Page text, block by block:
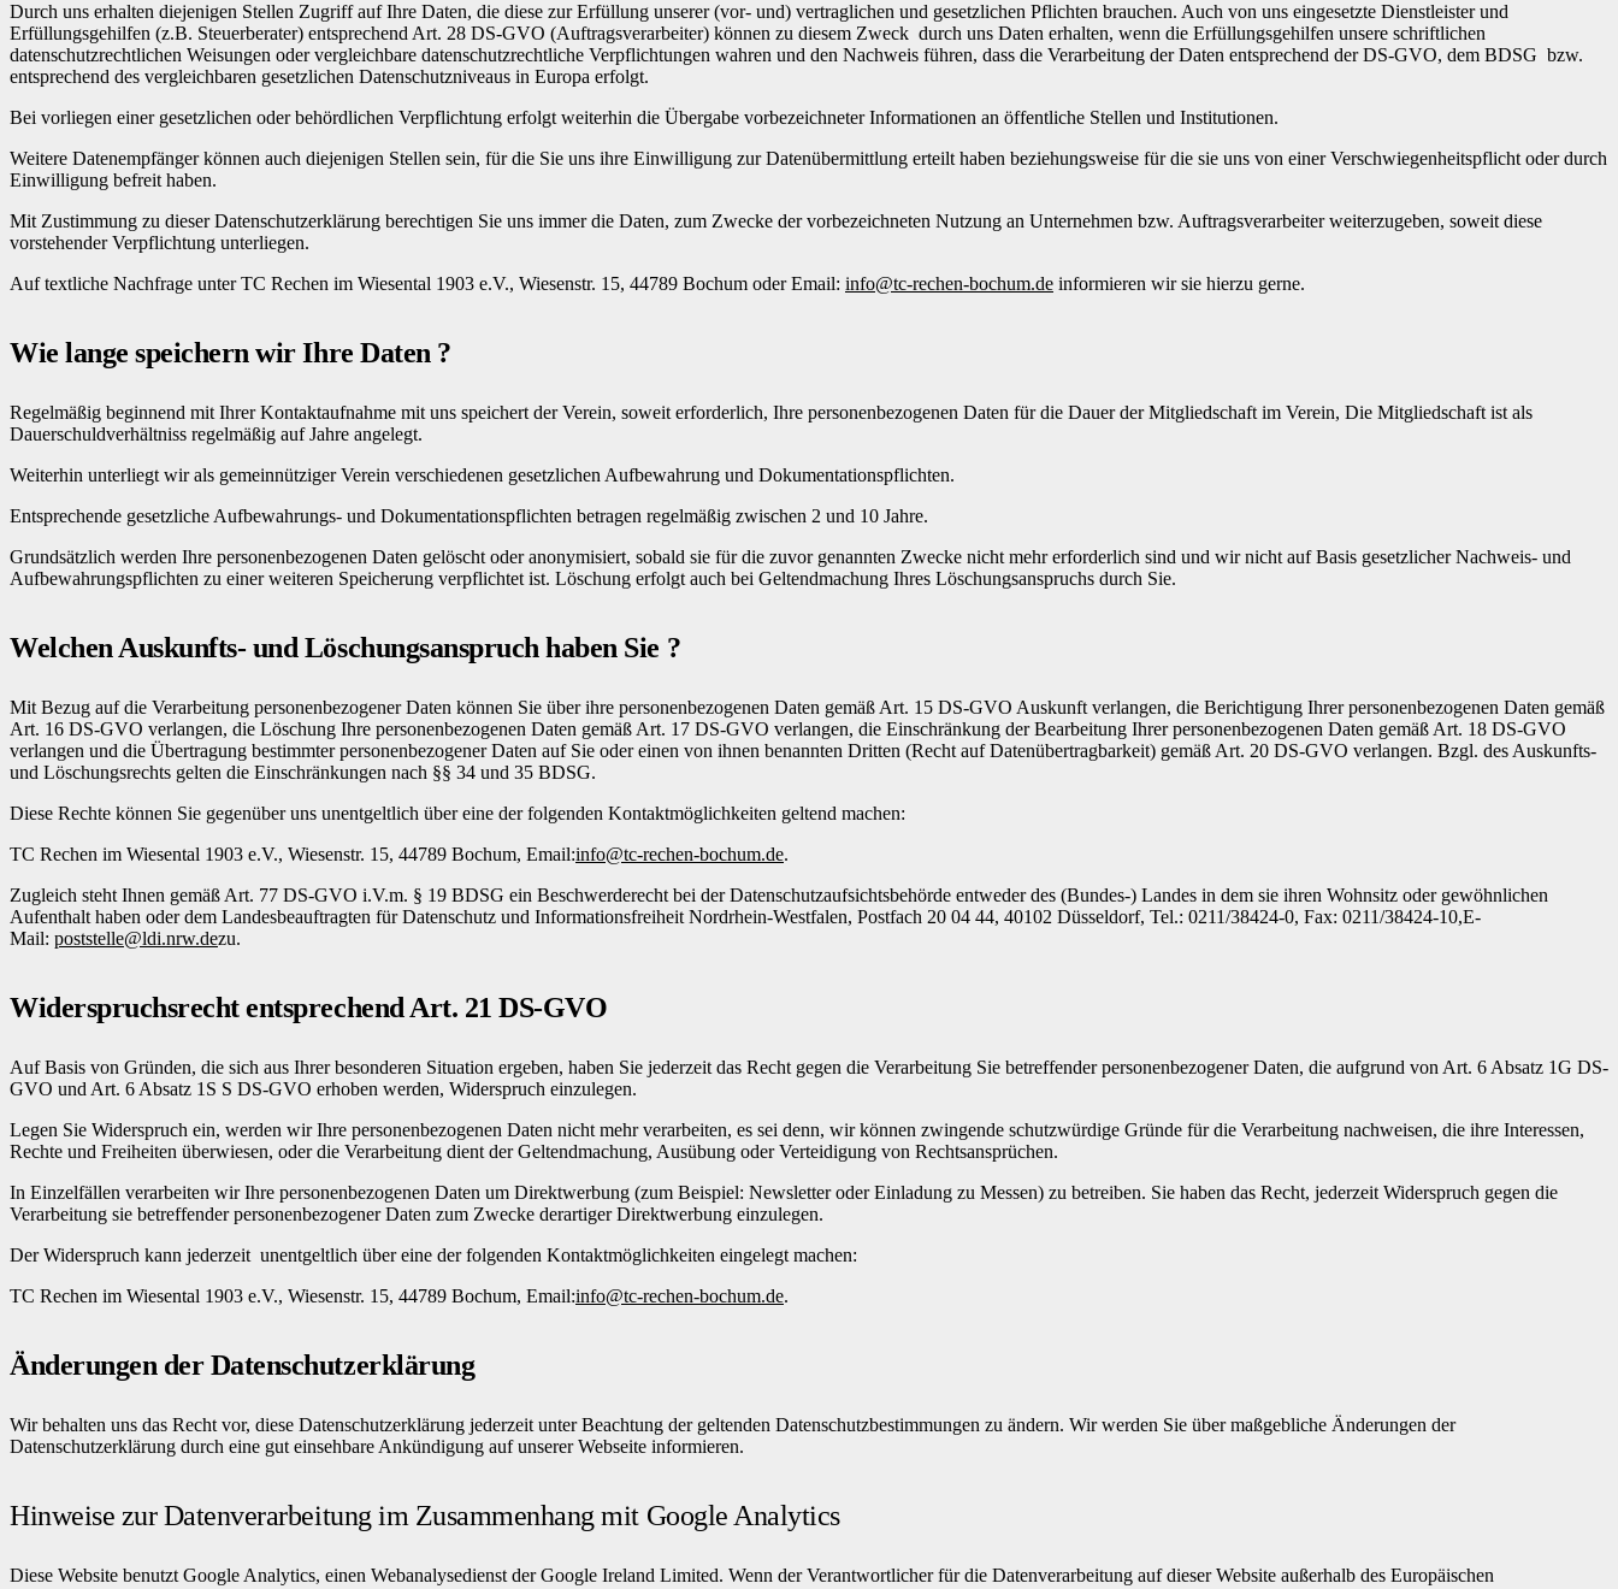
Durch uns erhalten diejenigen Stellen Zugriff auf Ihre Daten, die diese zur Erfüllung unserer (vor- und) vertraglichen und gesetzlichen Pflichten brauchen. Auch von uns eingesetzte Dienstleister und
Erfüllungsgehilfen (z.B. Steuerberater) entsprechend Art. 28 DS-GVO (Auftragsverarbeiter) können zu diesem Zweck durch uns Daten erhalten, wenn die Erfüllungsgehilfen unsere schriftlichen
datenschutzrechtlichen Weisungen oder vergleichbare datenschutzrechtliche Verpflichtungen wahren und den Nachweis führen, dass die Verarbeitung der Daten entsprechend der DS-GVO, dem BDSG bzw.
entsprechend des vergleichbaren gesetzlichen Datenschutzniveaus in Europa erfolgt.
Bei vorliegen einer gesetzlichen oder behördlichen Verpflichtung erfolgt weiterhin die Übergabe vorbezeichneter Informationen an öffentliche Stellen und Institutionen.
Weitere Datenempfänger können auch diejenigen Stellen sein, für die Sie uns ihre Einwilligung zur Datenübermittlung erteilt haben beziehungsweise für die sie uns von einer Verschwiegenheitspflicht oder durch
Einwilligung befreit haben.
Mit Zustimmung zu dieser Datenschutzerklärung berechtigen Sie uns immer die Daten, zum Zwecke der vorbezeichneten Nutzung an Unternehmen bzw. Auftragsverarbeiter weiterzugeben, soweit diese
vorstehender Verpflichtung unterliegen.
Auf textliche Nachfrage unter TC Rechen im Wiesental 1903 e.V., Wiesenstr. 15, 44789 Bochum oder Email: info@tc-rechen-bochum.de informieren wir sie hierzu gerne.
Wie lange speichern wir Ihre Daten ?
Regelmäßig beginnend mit Ihrer Kontaktaufnahme mit uns speichert der Verein, soweit erforderlich, Ihre personenbezogenen Daten für die Dauer der Mitgliedschaft im Verein, Die Mitgliedschaft ist als
Dauerschuldverhältniss regelmäßig auf Jahre angelegt.
Weiterhin unterliegt wir als gemeinnütziger Verein verschiedenen gesetzlichen Aufbewahrung und Dokumentationspflichten.
Entsprechende gesetzliche Aufbewahrungs- und Dokumentationspflichten betragen regelmäßig zwischen 2 und 10 Jahre.
Grundsätzlich werden Ihre personenbezogenen Daten gelöscht oder anonymisiert, sobald sie für die zuvor genannten Zwecke nicht mehr erforderlich sind und wir nicht auf Basis gesetzlicher Nachweis- und
Aufbewahrungspflichten zu einer weiteren Speicherung verpflichtet ist. Löschung erfolgt auch bei Geltendmachung Ihres Löschungsanspruchs durch Sie.
Welchen Auskunfts- und Löschungsanspruch haben Sie ?
Mit Bezug auf die Verarbeitung personenbezogener Daten können Sie über ihre personenbezogenen Daten gemäß Art. 15 DS-GVO Auskunft verlangen, die Berichtigung Ihrer personenbezogenen Daten gemäß
Art. 16 DS-GVO verlangen, die Löschung Ihre personenbezogenen Daten gemäß Art. 17 DS-GVO verlangen, die Einschränkung der Bearbeitung Ihrer personenbezogenen Daten gemäß Art. 18 DS-GVO
verlangen und die Übertragung bestimmter personenbezogener Daten auf Sie oder einen von ihnen benannten Dritten (Recht auf Datenübertragbarkeit) gemäß Art. 20 DS-GVO verlangen. Bzgl. des Auskunfts-
und Löschungsrechts gelten die Einschränkungen nach §§ 34 und 35 BDSG.
Diese Rechte können Sie gegenüber uns unentgeltlich über eine der folgenden Kontaktmöglichkeiten geltend machen:
TC Rechen im Wiesental 1903 e.V., Wiesenstr. 15, 44789 Bochum, Email:info@tc-rechen-bochum.de.
Zugleich steht Ihnen gemäß Art. 77 DS-GVO i.V.m. § 19 BDSG ein Beschwerderecht bei der Datenschutzaufsichtsbehörde entweder des (Bundes-) Landes in dem sie ihren Wohnsitz oder gewöhnlichen
Aufenthalt haben oder dem Landesbeauftragten für Datenschutz und Informationsfreiheit Nordrhein-Westfalen, Postfach 20 04 44, 40102 Düsseldorf, Tel.: 0211/38424-0, Fax: 0211/38424-10,E-
Mail: poststelle@ldi.nrw.dezu.
Widerspruchsrecht entsprechend Art. 21 DS-GVO
Auf Basis von Gründen, die sich aus Ihrer besonderen Situation ergeben, haben Sie jederzeit das Recht gegen die Verarbeitung Sie betreffender personenbezogener Daten, die aufgrund von Art. 6 Absatz 1G DS-
GVO und Art. 6 Absatz 1S S DS-GVO erhoben werden, Widerspruch einzulegen.
Legen Sie Widerspruch ein, werden wir Ihre personenbezogenen Daten nicht mehr verarbeiten, es sei denn, wir können zwingende schutzwürdige Gründe für die Verarbeitung nachweisen, die ihre Interessen,
Rechte und Freiheiten überwiesen, oder die Verarbeitung dient der Geltendmachung, Ausübung oder Verteidigung von Rechtsansprüchen.
In Einzelfällen verarbeiten wir Ihre personenbezogenen Daten um Direktwerbung (zum Beispiel: Newsletter oder Einladung zu Messen) zu betreiben. Sie haben das Recht, jederzeit Widerspruch gegen die
Verarbeitung sie betreffender personenbezogener Daten zum Zwecke derartiger Direktwerbung einzulegen.
Der Widerspruch kann jederzeit unentgeltlich über eine der folgenden Kontaktmöglichkeiten eingelegt machen:
TC Rechen im Wiesental 1903 e.V., Wiesenstr. 15, 44789 Bochum, Email:info@tc-rechen-bochum.de.
Änderungen der Datenschutzerklärung
Wir behalten uns das Recht vor, diese Datenschutzerklärung jederzeit unter Beachtung der geltenden Datenschutzbestimmungen zu ändern. Wir werden Sie über maßgebliche Änderungen der
Datenschutzerklärung durch eine gut einsehbare Ankündigung auf unserer Webseite informieren.
Hinweise zur Datenverarbeitung im Zusammenhang mit Google Analytics
Diese Website benutzt Google Analytics, einen Webanalysedienst der Google Ireland Limited. Wenn der Verantwortlicher für die Datenverarbeitung auf dieser Website außerhalb des Europäischen